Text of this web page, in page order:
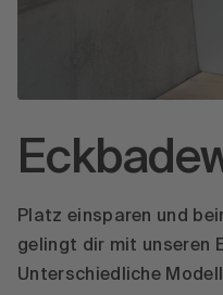
Platz einsparen und
gelingt dir mit unseren
Unterschiedliche